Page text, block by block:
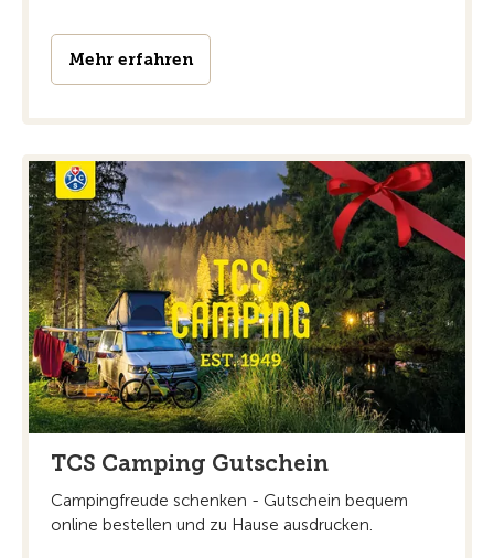
Mehr erfahren
TCS Camping Gutschein
Campingfreude schenken - Gutschein bequem
online bestellen und zu Hause ausdrucken.